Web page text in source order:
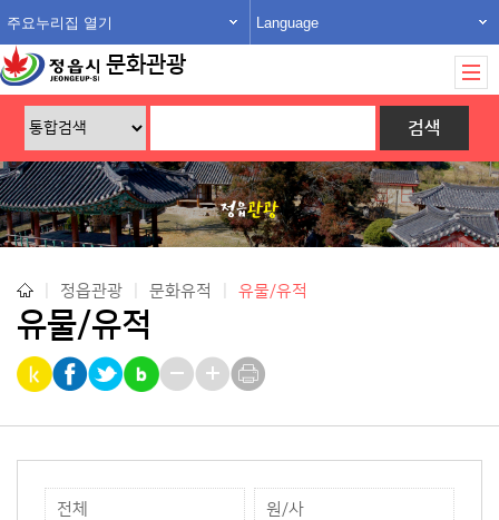
주요누리집 열기 Language
문화관광
정읍관광 문화유적 유물/유적
유물/유적
전체 원/사